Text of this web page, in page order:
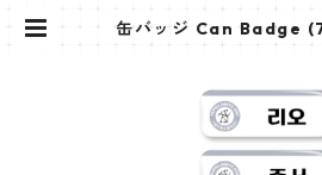
缶バッジ Can Badge